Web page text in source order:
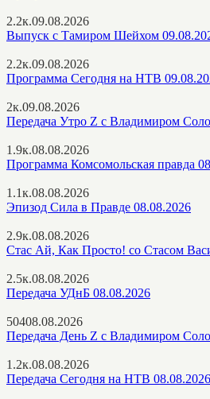
2.2к.09.08.2026
Выпуск с Тамиром Шейхом
2.2к.09.08.2026
Программа Сегодня на НТВ
2к.09.08.2026
Передача Утро Z с Владимиром
1.9к.08.08.2026
Программа Комсомольская правда
1.1к.08.08.2026
Эпизод Сила в Правде 08.08.2026
2.9к.08.08.2026
Стас Ай, Как Просто! со Стасом
2.5к.08.08.2026
Передача УДнБ 08.08.2026
50408.08.2026
Передача День Z с Владимиром
1.2к.08.08.2026
Передача Сегодня на НТВ 08.08.2026